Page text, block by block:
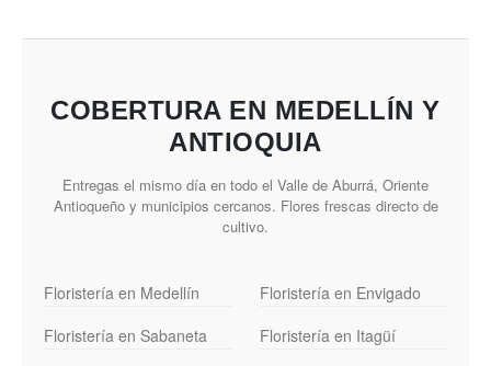
COBERTURA EN MEDELLÍN Y
ANTIOQUIA
Entregas el mismo día en todo el Valle de Aburrá, Oriente
Antioqueño y municipios cercanos. Flores frescas directo de
cultivo.
Floristería en Medellín
Floristería en Envigado
Floristería en Sabaneta
Floristería en Itagüí